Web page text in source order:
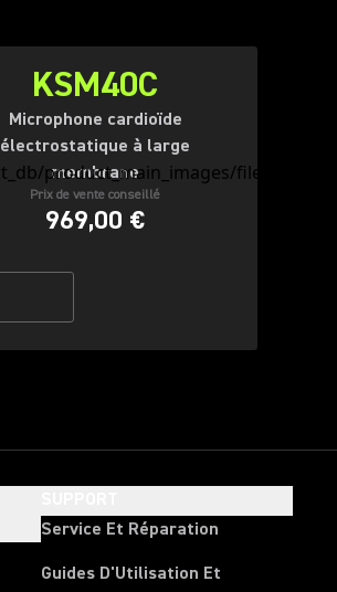
KSM40C
Microphone cardioïde
électrostatique à large
membrane
Prix de vente conseillé
969,00 €
Service Et Réparation
Guides D'Utilisation Et